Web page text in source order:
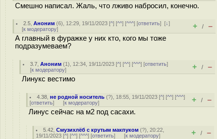
Смешно написал. Жаль, что лживо набросил, конечно.
2.5 ,Аноним (6), 12:29, 19/11/2023 [^] [^^] [^^^] [ответить][↓]
[к модератору] + / –
А главный в фуражке у них кто, кого мы тоже
подразумеваем?
3.7 ,Аноним (1), 12:34, 19/11/2023 [^] [^^] [^^^] [ответить]
[к модератору] + / –
Линукс вестимо
4.38 ,не родной носитель (?), 18:55, 19/11/2023 [^] [^^] [^^^]
[ответить] [к модератору] + / –
Линус сейчас на м2 под сасахи.
5.42 ,Смузихлёб с крутым макпуком (?), 20:22,
19/11/2023 [^] [^^] [^^^] [ответить] [к модератору] + / –